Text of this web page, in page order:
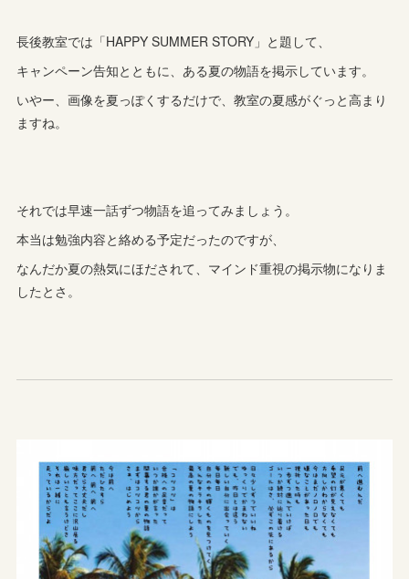
長後教室では「HAPPY SUMMER STORY」と題して、
キャンペーン告知とともに、ある夏の物語を掲示しています。
いやー、画像を夏っぽくするだけで、教室の夏感がぐっと高まり
ますね。
それでは早速一話ずつ物語を追ってみましょう。
本当は勉強内容と絡める予定だったのですが、
なんだか夏の熱気にほだされて、マインド重視の掲示物になりま
したとさ。